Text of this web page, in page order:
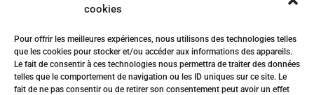
cookies
Pour offrir les meilleures expériences, nous utilisons des technologies telles
que les cookies pour stocker et/ou accéder aux informations des appareils.
Le fait de consentir à ces technologies nous permettra de traiter des données
telles que le comportement de navigation ou les ID uniques sur ce site. Le
fait de ne pas consentir ou de retirer son consentement peut avoir un effet
